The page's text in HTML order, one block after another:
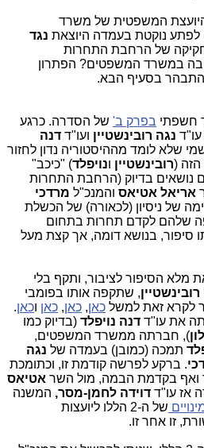
המשפטית של משרד
לפתע נוקטת בעמדה היוצאת נגד
של הרחבת התחרות
במשרד המשפטים? הפתרון
בסעיף הבא.
חשפתי בפרק ב' של הסדרה. כרגע
נגה רובינשטיין ועו"ד דנה
שלא לומד מההיסטוריה נדון לחזור
הזה (רובינשטיין ונויפלד) "כיכב"
נושאים בדיוק (הרחבת התחרות
אריאל אטיאס והמנכ"ל מרדכי
של ניסיון (לכאורה) של הכשלת
שלהם לקדם תחרות בתחום
סיפור, בנושא דומה, אך קצת מעל
מלא הסיפור לציבור, ותקף בלי
, שתקפה אותו בפומבי
לקרא זאת למשל כאן, כאן, כאן וכאן.
את עו"ד דנה נויפלד (בדיוק כמו
), חברתה ממשרד המשפטים,
תמכה (כמובן) בעמדה של נגה
. ברקע לפרשה קודמת זו, וכתומכת
אטיאס
אז עו"ד דוידה לחמן-מסר, המשנה
של ה-2 הללו ליועצות
זו אחר זו.